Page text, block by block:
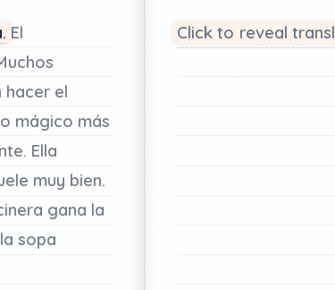
El
hacer el
mágico más
Ella
muy bien.
gana la
la sopa
Click to reveal